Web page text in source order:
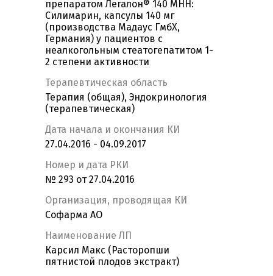
препаратом Легалон® 140 МНН:
Силимарин, капсулы 140 мг
(производства Мадаус ГмбХ,
Германия) у пациентов с
неалкогольным стеатогепатитом 1-
2 степени активности
Терапевтическая область
Терапия (общая), Эндокринология
(терапевтическая)
Дата начала и окончания КИ
27.04.2016 - 04.09.2017
Номер и дата РКИ
№ 293 от 27.04.2016
Организация, проводящая КИ
Софарма АО
Наименование ЛП
Карсил Макс (Расторопши
пятнистой плодов экстракт)